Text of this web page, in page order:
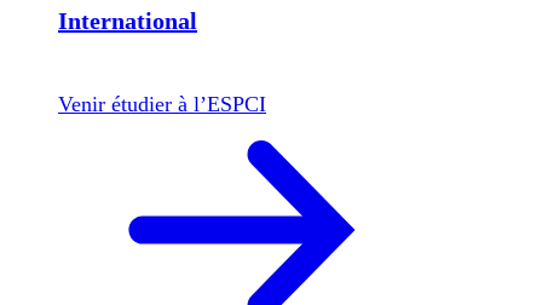
International
Venir étudier à l’ESPCI